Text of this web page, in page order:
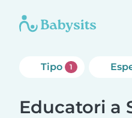
Tipo 1
Educatori a